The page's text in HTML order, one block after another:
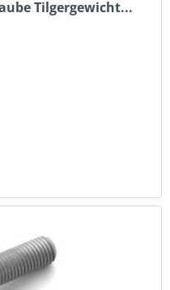
Tilgergewicht...